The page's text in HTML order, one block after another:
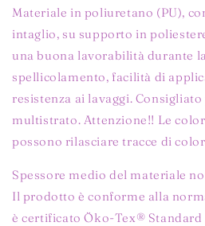
Materiale in poliuretano (PU),
intaglio, su supporto in
una buona lavorabilità durante
spellicolamento, facilità di
resistenza ai lavaggi.
multistrato. Attenzione!! Le
possono rilasciare tracce di
Spessore medio del materiale
Il prodotto è conforme alla
è certificato Öko-Tex® Standard